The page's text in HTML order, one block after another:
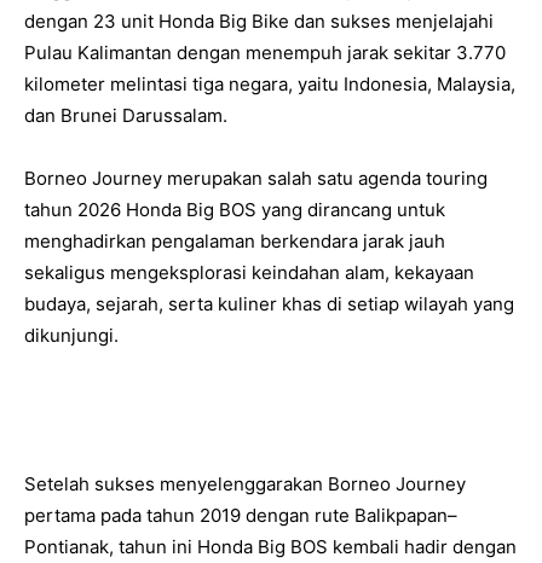
dengan 23 unit Honda Big Bike dan sukses menjelajahi
Pulau Kalimantan dengan menempuh jarak sekitar 3.770
kilometer melintasi tiga negara, yaitu Indonesia, Malaysia,
dan Brunei Darussalam.
Borneo Journey merupakan salah satu agenda touring
tahun 2026 Honda Big BOS yang dirancang untuk
menghadirkan pengalaman berkendara jarak jauh
sekaligus mengeksplorasi keindahan alam, kekayaan
budaya, sejarah, serta kuliner khas di setiap wilayah yang
dikunjungi.
Setelah sukses menyelenggarakan Borneo Journey
pertama pada tahun 2019 dengan rute Balikpapan–
Pontianak, tahun ini Honda Big BOS kembali hadir dengan